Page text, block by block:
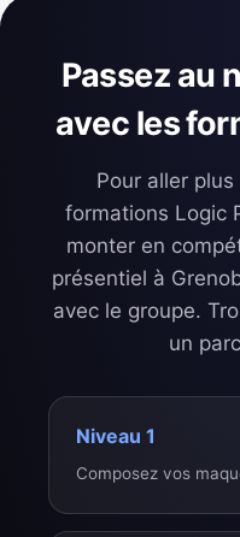
Passez au
avec les
Pour aller
formations Logic
monter en
présentiel à
avec le groupe.
un
Niveau 1
Composez vos